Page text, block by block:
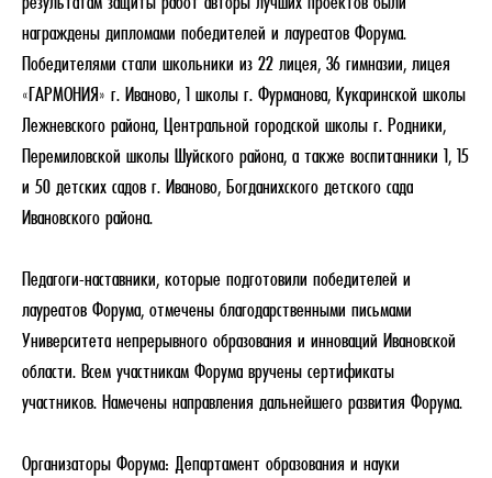
результатам защиты работ авторы лучших проектов были
награждены дипломами победителей и лауреатов Форума.
Победителями стали школьники из 22 лицея, 36 гимназии, лицея
«ГАРМОНИЯ» г. Иваново, 1 школы г. Фурманова, Кукаринской школы
Лежневского района, Центральной городской школы г. Родники,
Перемиловской школы Шуйского района, а также воспитанники 1, 15
и 50 детских садов г. Иваново, Богданихского детского сада
Ивановского района.
Педагоги-наставники, которые подготовили победителей и
лауреатов Форума, отмечены благодарственными письмами
Университета непрерывного образования и инноваций Ивановской
области. Всем участникам Форума вручены сертификаты
участников. Намечены направления дальнейшего развития Форума.
Организаторы Форума: Департамент образования и науки